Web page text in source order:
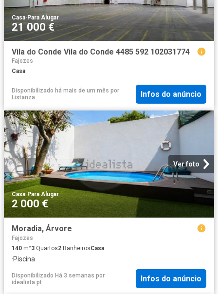
Casa·Para Alugar
21 000 €
Vila do Conde Vila do Conde 4485 592 102031774
Fajozes
Casa
Disponibilizado há mais de um mês por
Listanza
Infos do anúncio
Ver foto
Casa· Para Alugar
2 000 €
Moradia, Árvore
Fajozes
140 m²3 Quartos2 BanheirosCasa
·Piscina
Disponibilizado Há 3 semanas por
idealista.pt
Infos do anúncio